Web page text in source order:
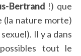
Bertrand!) que
(la nature morte)
Il y a dans
tout le